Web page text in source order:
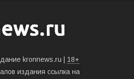
kronnews.ru | 18+
издания ссылка на